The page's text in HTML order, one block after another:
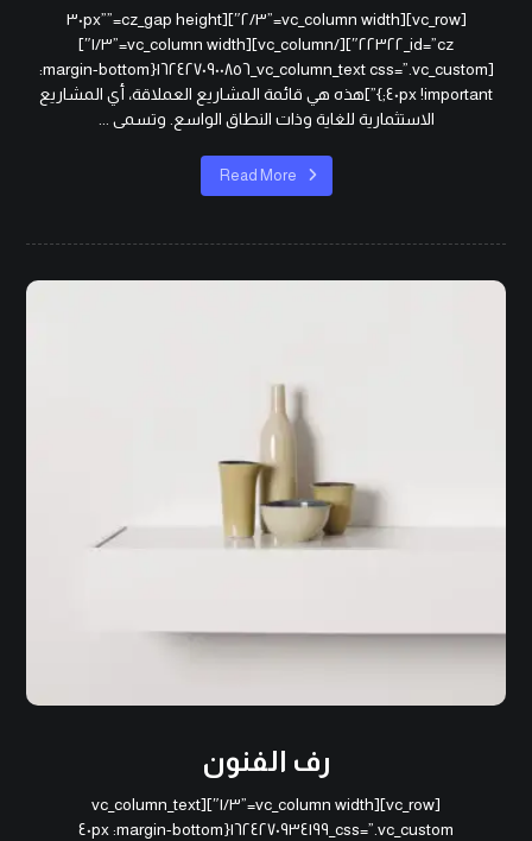
[vc_row][vc_column width=”٢/٣″][cz_gap height=”٣٠px”
id=”cz_٢٢٣٢٢″][/vc_column][vc_column width=”١/٣″]
[vc_column_text css=”.vc_custom_١٦٢٤٢٧٠٩٠٠٨٥٦{margin-bottom:
٤٠px !important;}”]هذه هي قائمة المشاريع العملاقة، أي المشاريع
الاستثمارية للغاية وذات النطاق الواسع. وتسمى ...
Read More
رف الفنون
[vc_row][vc_column width=”١/٣″][vc_column_text
css=”.vc_custom_١٦٢٤٢٧٠٩٣٤١٩٩{margin-bottom: ٤٠px